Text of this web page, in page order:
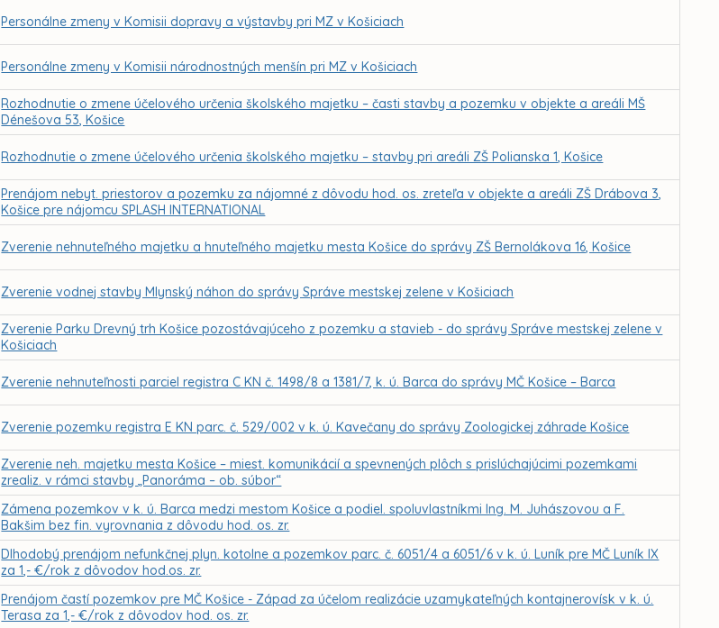
Personálne zmeny v Komisii dopravy a výstavby pri MZ v Košiciach
Personálne zmeny v Komisii národnostných menšín pri MZ v Košiciach
Rozhodnutie o zmene účelového určenia školského majetku – časti stavby a pozemku v objekte a areáli MŠ
Dénešova 53, Košice
Rozhodnutie o zmene účelového určenia školského majetku – stavby pri areáli ZŠ Polianska 1, Košice
Prenájom nebyt. priestorov a pozemku za nájomné z dôvodu hod. os. zreteľa v objekte a areáli ZŠ Drábova 3,
Košice pre nájomcu SPLASH INTERNATIONAL
Zverenie nehnuteľného majetku a hnuteľného majetku mesta Košice do správy ZŠ Bernolákova 16, Košice
Zverenie vodnej stavby Mlynský náhon do správy Správe mestskej zelene v Košiciach
Zverenie Parku Drevný trh Košice pozostávajúceho z pozemku a stavieb - do správy Správe mestskej zelene v
Košiciach
Zverenie nehnuteľnosti parciel registra C KN č. 1498/8 a 1381/7, k. ú. Barca do správy MČ Košice – Barca
Zverenie pozemku registra E KN parc. č. 529/002 v k. ú. Kavečany do správy Zoologickej záhrade Košice
Zverenie neh. majetku mesta Košice – miest. komunikácií a spevnených plôch s prislúchajúcimi pozemkami
zrealiz. v rámci stavby „Panoráma – ob. súbor“
Zámena pozemkov v k. ú. Barca medzi mestom Košice a podiel. spoluvlastníkmi Ing. M. Juhászovou a F.
Bakšim bez fin. vyrovnania z dôvodu hod. os. zr.
Dlhodobý prenájom nefunkčnej plyn. kotolne a pozemkov parc. č. 6051/4 a 6051/6 v k. ú. Luník pre MČ Luník IX
za 1,- €/rok z dôvodov hod.os. zr.
Prenájom častí pozemkov pre MČ Košice - Západ za účelom realizácie uzamykateľných kontajnerovísk v k. ú.
Terasa za 1,- €/rok z dôvodov hod. os. zr.